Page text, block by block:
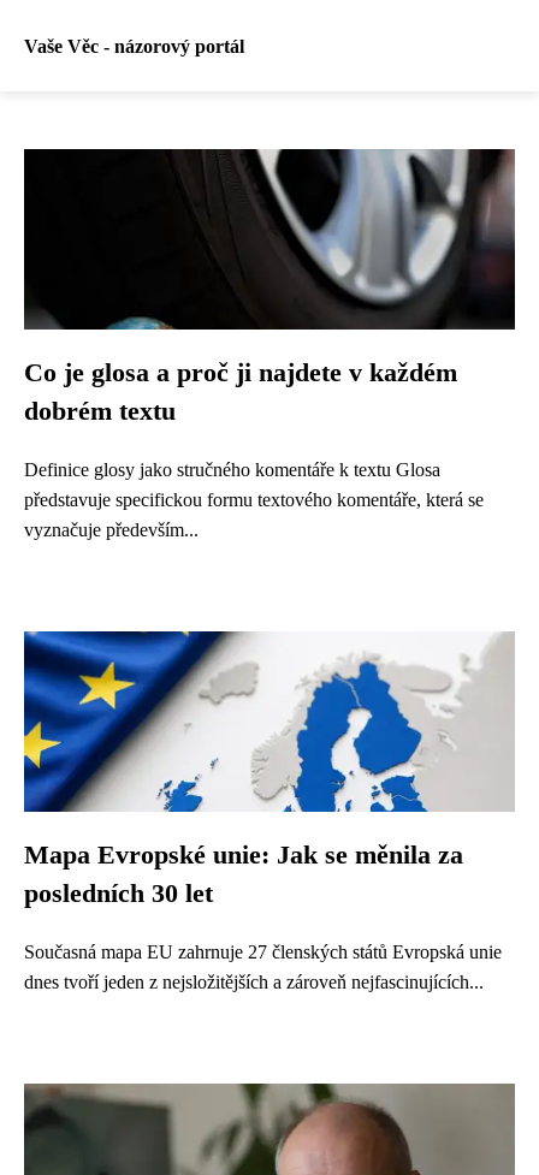
Vaše Věc - názorový portál
Co je glosa a proč ji najdete v každém
dobrém textu
Definice glosy jako stručného komentáře k textu Glosa
představuje specifickou formu textového komentáře, která se
vyznačuje především...
Mapa Evropské unie: Jak se měnila za
posledních 30 let
Současná mapa EU zahrnuje 27 členských států Evropská unie
dnes tvoří jeden z nejsložitějších a zároveň nejfascinujících...